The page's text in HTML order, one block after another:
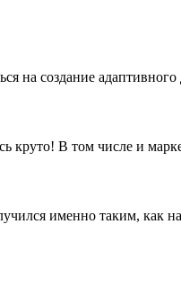
на создание
круто! В том числе и
именно таким, как